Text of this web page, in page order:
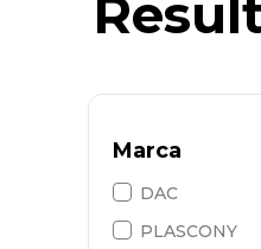
Marca
DAC
PLASCONY
papel toalha
desinfetante
marca texto